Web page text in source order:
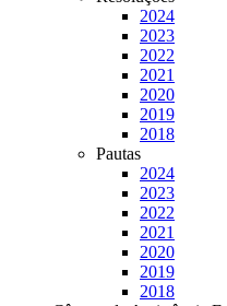
2024
2023
2022
2021
2020
2019
2018
Pautas
2024
2023
2022
2021
2020
2019
2018